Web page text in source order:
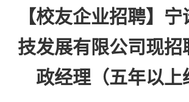
【校友企业招聘】
技发展有限公司现招
政经理（五年以上